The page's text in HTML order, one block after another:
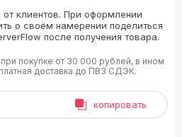
клиентов. При оформлении
о своём намерении поделиться
после получения товара.
покупке от 30 000 рублей, в ином
доставка до ПВЗ СДЭК.
копировать